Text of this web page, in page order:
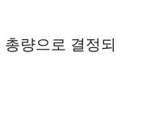
량으로 결정되